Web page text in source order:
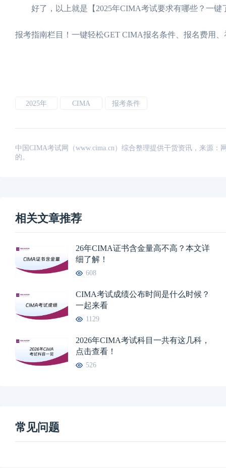
好了，以上就是【2025年CIMA考试要求有哪些？一键
报考指南栏目！一键轻松GET CIMA报名条件、报名费用
2025年 CIMA 报考条件
中国CIMA考试网（www.cima.cn）综合整理提供干货资讯，来源
的。
相关文章推荐
26年CIMA证书含金量高不高？本文详
细了解！
608
CIMA考试成绩公布时间是什么时候？
一起来看
1129
2026年CIMA考试科目一共有这几科，
点击查看！
526
常见问题